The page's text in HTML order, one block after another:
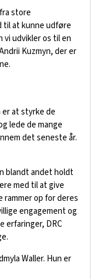
store
til at kunne udføre
udvikler os til en
Kuzmyn, der er
at styrke de
lede de mange
det seneste år.
blandt andet holdt
med til at give
op for deres
engagement og
DRC
Waller. Hun er